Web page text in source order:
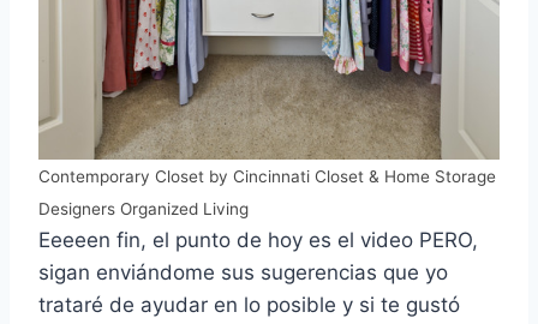
Contemporary Closet by Cincinnati Closet & Home Storage
Designers Organized Living
Eeeeen fin, el punto de hoy es el video PERO,
sigan enviándome sus sugerencias que yo
trataré de ayudar en lo posible y si te gustó